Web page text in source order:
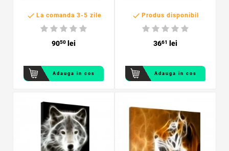
 La comanda 3-5 zile
9050 lei
Adauga in cos
 Produs disponibil
3661 lei
Adauga in cos